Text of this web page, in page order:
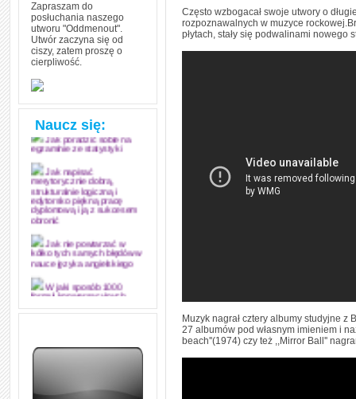
Zapraszam do
posłuchania naszego
utworu "Oddmenout".
Utwór zaczyna się od
ciszy, zatem proszę o
cierpliwość.
Naucz się:
Jak stworzyć fenomen
egzamin? Poznaj metody
mistrzów
Jak poradzić sobie na
egzaminie ze statystyki
Jak napisać
merytorycznie dobrą,
strukturalnie logiczną i
edytorsko piękną pracę
dyplomową i ją z sukcesem
obronić
Jak nie powtarzać w
kółko tych samych błędów w
nauce języka angielskiego
W jaki sposób 1000
pozwoli Ci opanować język
zapamiętasz
Często wzbogacał swoje utwory o
rozpoznawalnych w muzyce
płytach, stały się podwalinami nowego
Muzyk nagrał cztery albumy studyjne z
27 albumów pod własnym imieniem i
beach''(1974) czy też ,,Mirror Ball''